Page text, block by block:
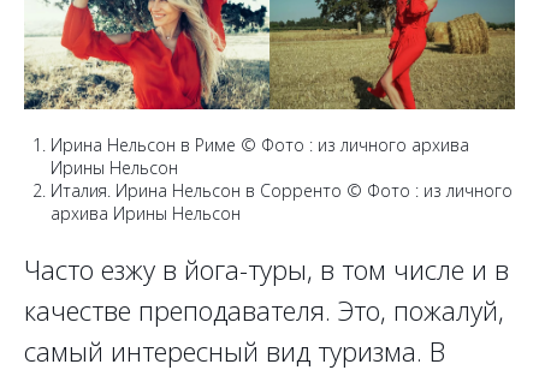
Ирина Нельсон в Риме © Фото : из личного архива
Ирины Нельсон
Италия. Ирина Нельсон в Сорренто © Фото : из личного
архива Ирины Нельсон
Часто езжу в йога-туры, в том числе и в
качестве преподавателя. Это, пожалуй,
самый интересный вид туризма. В